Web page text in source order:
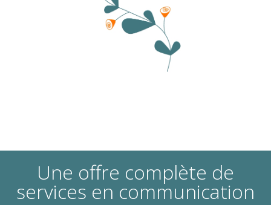
Une offre complète de
services en communication